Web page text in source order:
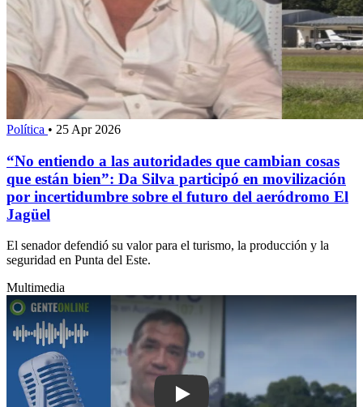
Política • 25 Apr 2026
“No entiendo a las autoridades que cambian cosas
que están bien”: Da Silva participó en movilización
por incertidumbre sobre el futuro del aeródromo El
Jagüel
El senador defendió su valor para el turismo, la producción y la
seguridad en Punta del Este.
Multimedia
Play: “No entiendo a las autoridades